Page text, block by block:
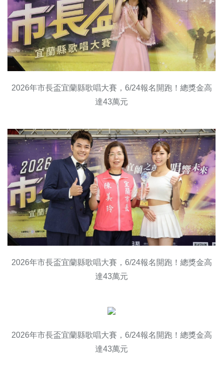
2026年市長盃宜蘭縣歌唱大賽，6/24報名開跑！總獎金高
達43萬元
2026年市長盃宜蘭縣歌唱大賽，6/24報名開跑！總獎金高
達43萬元
2026年市長盃宜蘭縣歌唱大賽，6/24報名開跑！總獎金高
達43萬元